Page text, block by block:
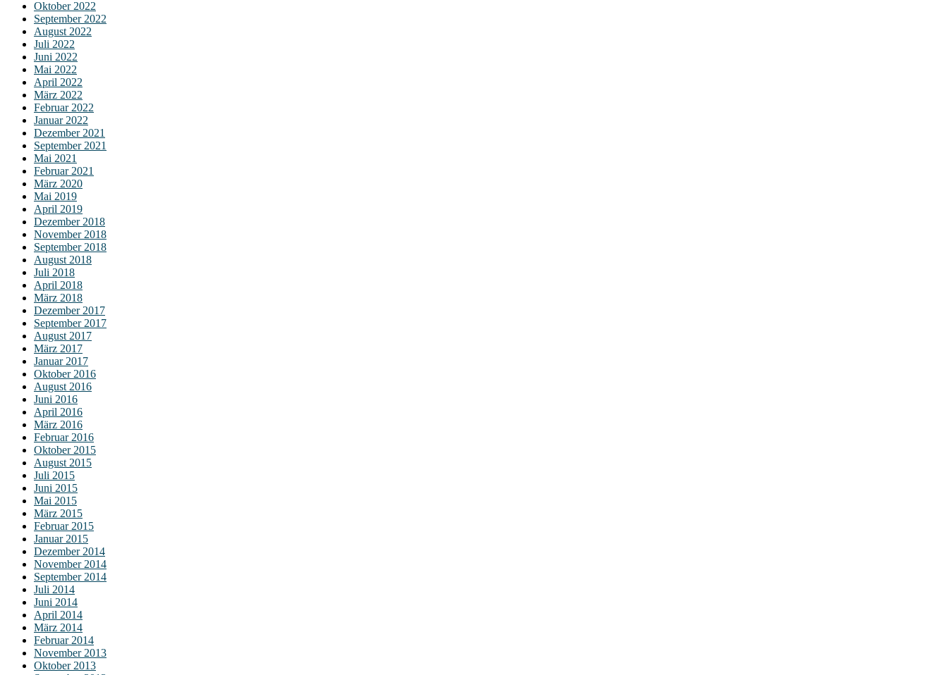
Oktober 2022
September 2022
August 2022
Juli 2022
Juni 2022
Mai 2022
April 2022
März 2022
Februar 2022
Januar 2022
Dezember 2021
September 2021
Mai 2021
Februar 2021
März 2020
Mai 2019
April 2019
Dezember 2018
November 2018
September 2018
August 2018
Juli 2018
April 2018
März 2018
Dezember 2017
September 2017
August 2017
März 2017
Januar 2017
Oktober 2016
August 2016
Juni 2016
April 2016
März 2016
Februar 2016
Oktober 2015
August 2015
Juli 2015
Juni 2015
Mai 2015
März 2015
Februar 2015
Januar 2015
Dezember 2014
November 2014
September 2014
Juli 2014
Juni 2014
April 2014
März 2014
Februar 2014
November 2013
Oktober 2013